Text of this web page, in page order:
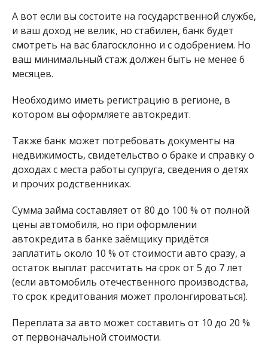
А вот если вы состоите на государственной службе,
и ваш доход не велик, но стабилен, банк будет
смотреть на вас благосклонно и с одобрением. Но
ваш минимальный стаж должен быть не менее 6
месяцев.
Необходимо иметь регистрацию в регионе, в
котором вы оформляете автокредит.
Также банк может потребовать документы на
недвижимость, свидетельство о браке и справку о
доходах с места работы супруга, сведения о детях
и прочих родственниках.
Сумма займа составляет от 80 до 100 % от полной
цены автомобиля, но при оформлении
автокредита в банке заёмщику придётся
заплатить около 10 % от стоимости авто сразу, а
остаток выплат рассчитать на срок от 5 до 7 лет
(если автомобиль отечественного производства,
то срок кредитования может пролонгироваться).
Переплата за авто может составить от 10 до 20 %
от первоначальной стоимости.